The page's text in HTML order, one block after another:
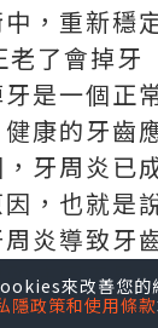
，重新穩
了會掉牙
是一個正
康的牙齒
牙周炎已
，也就是
炎導致牙
致病因素是
周炎與是
來改善您的
隱政策和使用條款